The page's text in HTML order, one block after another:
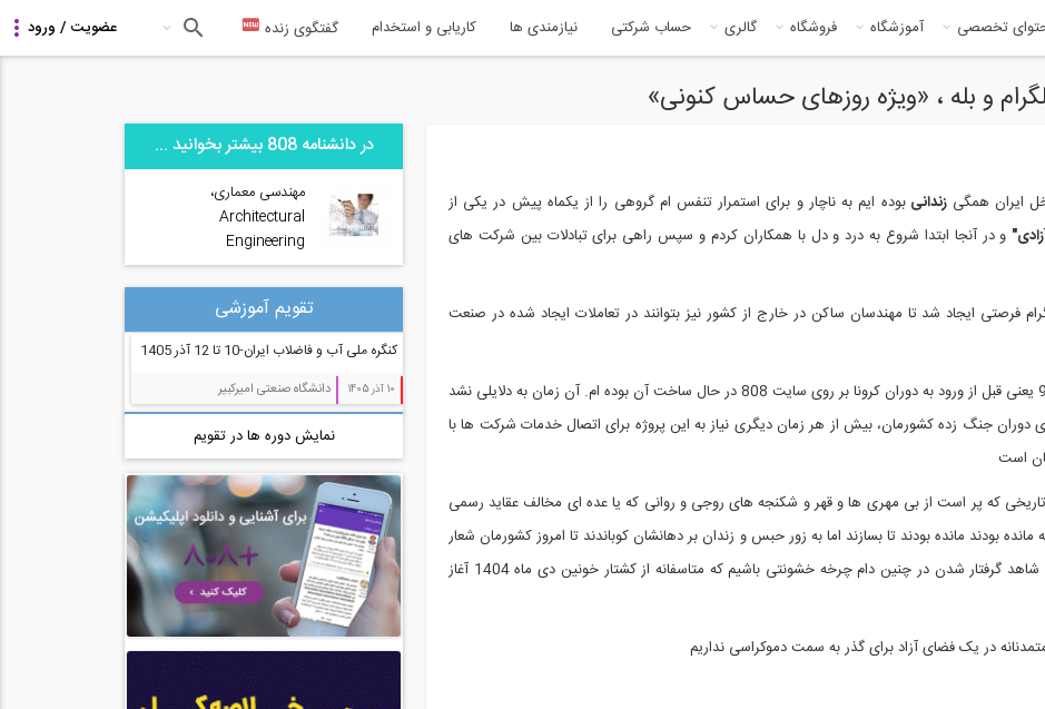
تخصصی آموزشگاه فروشگاه گالری حساب شرکتی نیازمندی ها کاریابی و استخدام گفتگوی زنده
ایران همگیزندانیبوده ایم به ناچار و برای استمرار تنفس ام گروهی را از یکماه پیش در یکی از
و در آنجا ابتدا شروع به درد و دل با همکاران کردم و سپس راهی برای تبادلات بین شرکت های
فرصتی ایجاد شد تا مهندسان ساکن در خارج از کشور نیز بتوانند در تعاملات ایجاد شده در صنعت
ایده گروه از آخرین پروژه ای است که از انتهای سال 98 یعنی قبل از ورود به دوران کرونا بر روی سایت 808 در حال ساخت آن بوده ام. آن زمان به دلایلی نشد
دوران جنگ زده کشورمان، بیش از هر زمان دیگری نیاز به این پروژه برای اتصال خدمات شرکت ها با
است
که پر است از بی مهری ها و قهر و شکنجه های روجی و روانی که یا عده ای مخالف عقاید رسمی
بودند مانده بودند تا بسازند اما به زور حبس و زندان بر دهانشان کوباندند تا امروز کشورمان شعار
اقلیت های کف خیابانش "بزن تا خوب میزنی" باشد و شاهد گرفتار شدن در چنین دام چرخه خشونتی باشیم که متاسفانه از کشتار خونین دی ماه 1404 آغاز
در یک فضای آزاد برای گذر به سمت دموکراسی نداریم
در دانشنامه 808 بیشتر بخوانید ...
مهندسی معماری،
Architectural
Engineering
تقویم آموزشی
کنگره ملی آب و فاضلاب ایران-10 تا 12 آذر 1405
10 آذر 1405 دانشگاه صنعتی امیرکبیر
نمایش دوره ها در تقویم